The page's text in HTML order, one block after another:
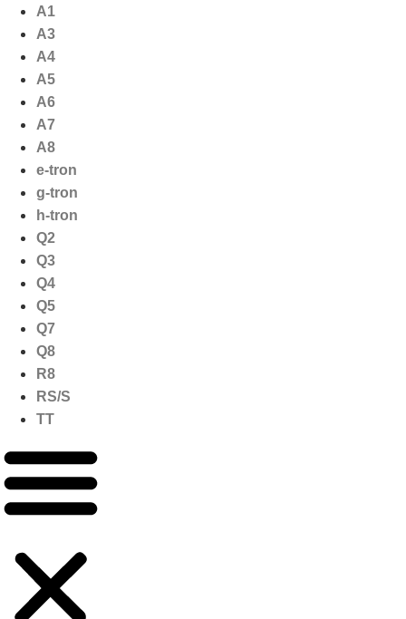
naar
inhoud
A1
A3
A4
A5
A6
A7
A8
e-tron
g-tron
h-tron
Q2
Q3
Q4
Q5
Q7
Q8
R8
RS/S
TT